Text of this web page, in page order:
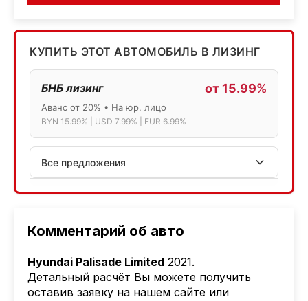
Комментарий об авто
Hyundai Palisade Limited 2021.
Детальный расчёт Вы можете получить
оставив заявку на нашем сайте или
КУПИТЬ ЭТОТ АВТОМОБИЛЬ В ЛИЗИНГ
БНБ лизинг от 15.99%
Аванс от 20% • На юр. лицо
BYN 15.99% | USD 7.99% | EUR 6.99%
Все предложения
АСБ лизинг
Лизинг: BYN 17% | USD 7.99% | EUR 6.99%
Также доступен кредит "Проще простого" 18.9%